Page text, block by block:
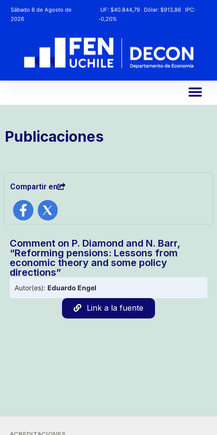
Sábado 8 de Agosto de
2026
UF:$40.844,79 Dólar:$913,86
IPC:
-0,20%
Publicaciones
Compartir en
Comment on P. Diamond and N. Barr,
“Reforming pensions: Lessons from
economic theory and some policy
directions”
Autor(es): Eduardo Engel
Link a la fuente